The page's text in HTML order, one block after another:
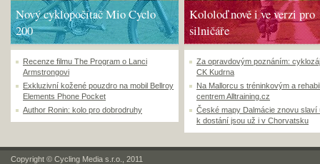
Nový cyklopočítač Mio Cyclo
200
Recenze filmu The Program o Lanci
Armstrongovi
Exkluzivní kožené pouzdro na mobil Bellroy
Elements Phone Pocket
Author Ronin: kolo pro dobrodruhy
Kololoď nově i ve verzi pro
silničáře
Za opravdovým poznáním:
CK Kudrna
Na Mallorcu s tréninkovým a
centrem Alltraining.cz
České mapy Dalmácie znovu slaví
k dostání jsou už i v Chorvatsku
Copyright © Cycling Media s.r.o., 2011